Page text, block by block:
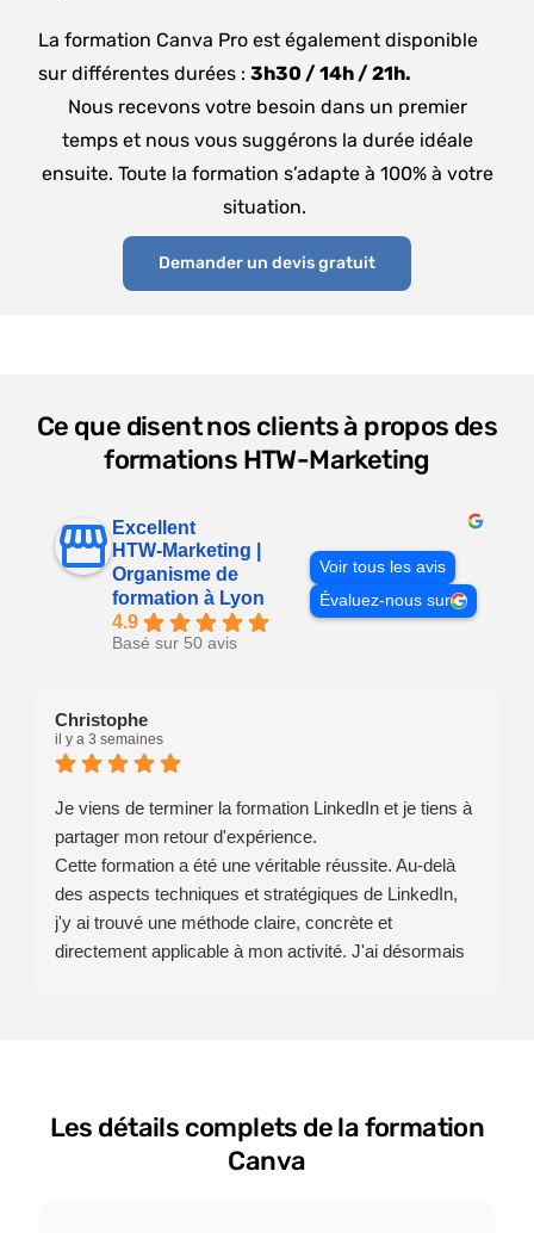
La formation Canva Pro est également disponible
sur différentes durées :3h30 /14h /21h.
Nous recevons votre besoin dans un premier
temps et nous vous suggérons la durée idéale
ensuite. Toute la formation s’adapte à 100% à votre
situation.
Demander un devis gratuit
Ce que disent nos clients à propos des
formations HTW-Marketing
Excellent
HTW-Marketing |
Organisme de
formation à Lyon
4.9
Basé sur 50 avis
Voir tous les avis
Évaluez-nous sur
Christophe
il y a 3 semaines
Je viens de terminer la formation LinkedIn et je tiens à
partager mon retour d'expérience.
Cette formation a été une véritable réussite. Au-delà
des aspects techniques et stratégiques de LinkedIn,
j'y ai trouvé une méthode claire, concrète et
directement applicable à mon activité. J'ai désormais
déroulés dans une excellente ambiance,
professionnels, disponibles et toujours à l'écoute. Cet
Les détails complets de la formation
Canva